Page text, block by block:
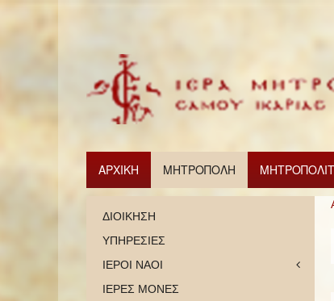
ΑΡΧΙΚΗ ΜΗΤΡΟΠΟΛΗ
ΔΙΟΙΚΗΣΗ
ΥΠΗΡΕΣΙΕΣ
ΙΕΡΟΙ ΝΑΟΙ
ΙΕΡΕΣ ΜΟΝΕΣ